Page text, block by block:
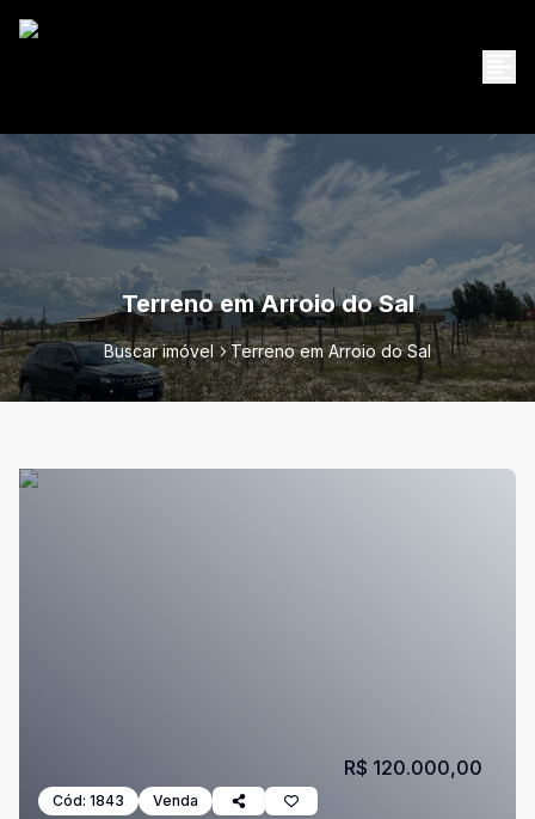
Terreno em Arroio do Sal
Buscar imóvel Terreno em Arroio do Sal
Cód: 1843 Venda
R$ 120.000,00